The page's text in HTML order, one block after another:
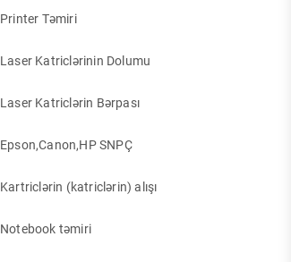
Printer Təmiri
Laser Katriclərinin Dolumu
Laser Katriclərin Bərpası
Epson,Canon,HP SNPÇ
Kartriclərin (katriclərin) alışı
Notebook təmiri